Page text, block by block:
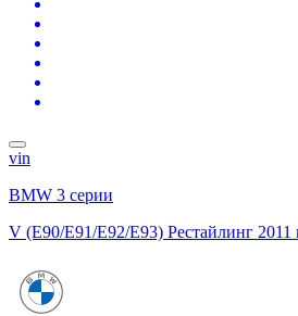
vin
BMW 3 серии
V (E90/E91/E92/E93) Рестайлинг 2011